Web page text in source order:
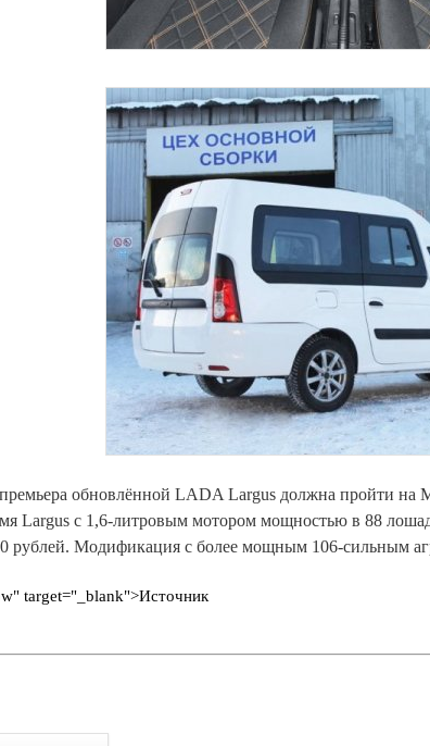
обновлённой LADA Largus должна пройти на
Largus с 1,6-литровым мотором мощностью в 88
рублей. Модификация с более мощным 106-сильным
target="_blank">Источник